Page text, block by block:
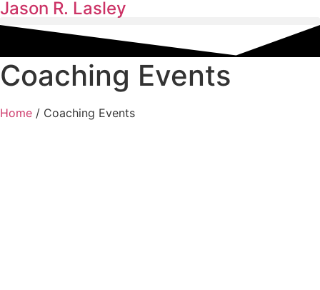
Jason R. Lasley
Coaching Events
Home / Coaching Events